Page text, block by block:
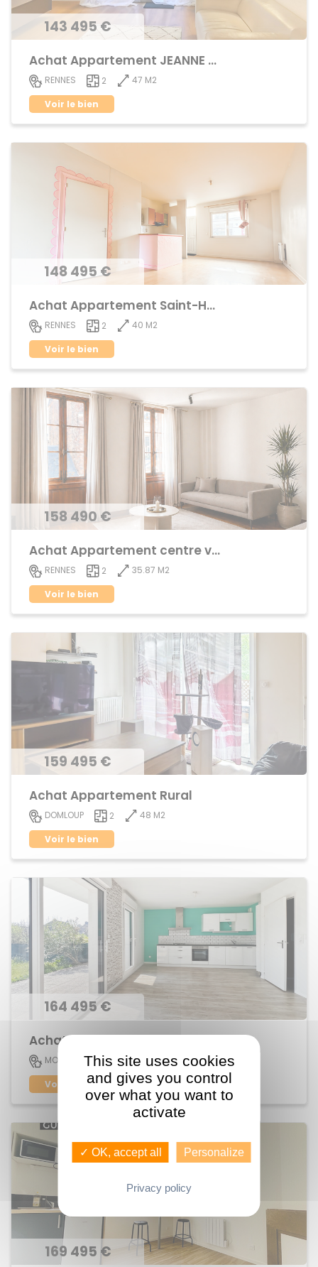
143 495 €
Achat Appartement JEANNE d'ARC - BEAULIEU
RENNES 2
47 M2
Voir le bien
148 495 €
Achat Appartement Saint-Helier
RENNES 2
40 M2
Voir le bien
158 490 €
Achat Appartement centre ville
RENNES 2
35.87 M2
Voir le bien
159 495 €
Achat Appartement Rural
DOMLOUP 2
48 M2
Voir le bien
164 495 €
Achat Appartement Centre
MORDELLES 2
45 M2
Voir le bien
169 495 €
This site uses cookies
and gives you control
over what you want to
activate
✓ OK, accept all Personalize
Privacy policy